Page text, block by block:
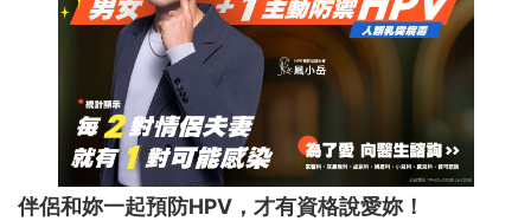
伴侶和妳一起預防HPV，才有資格說愛妳！